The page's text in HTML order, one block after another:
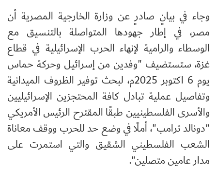
وجاء في بيانٍ صادرٍ عن وزارة الخارجية المصرية أن
مصر، في إطار جهودها المتواصلة بالتنسيق مع
الوسطاء والرامية لإنهاء الحرب الإسرائيلية في قطاع
غزة، ستستضيف "وفدين من إسرائيل وحركة حماس
يوم 6 اكتوبر 2025م، لبحث توفير الظروف الميدانية
وتفاصيل عملية تبادل كافة المحتجزين الإسرائيليين
والأسرى الفلسطينيين طبقًا المقترح الرئيس الأمريكي
"دونالد ترامب"، أملًا في وضع حد للحرب ووقف معاناة
الشعب الفلسطيني الشقيق والتي استمرت على
مدار عامين متصلين".